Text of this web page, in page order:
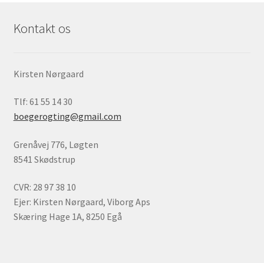
Kontakt os
Kirsten Nørgaard
Tlf: 61 55 14 30
boegerogting@gmail.com
Grenåvej 776, Løgten
8541 Skødstrup
CVR: 28 97 38 10
Ejer: Kirsten Nørgaard, Viborg Aps
Skæring Hage 1A, 8250 Egå